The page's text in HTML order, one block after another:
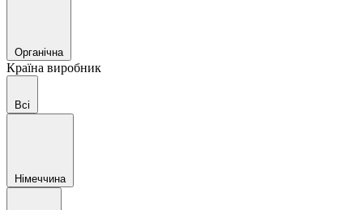
Органічна
Країна виробник
Всі
Німеччина